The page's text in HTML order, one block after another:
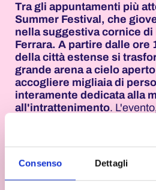
Consenso Dettagli
Tra gli appuntamenti più
Summer Festival, che
nella suggestiva cornice di
Ferrara. A partire dalle ore
della città estense si
grande arena a cielo
accogliere migliaia di
interamente dedicata alla
all'intrattenimento.
con registrazione
rappresenta una delle
musicali della Notte Rosa e
palco alcuni degli artisti più
italiano. La serata sarà
radiofoniche e televisive